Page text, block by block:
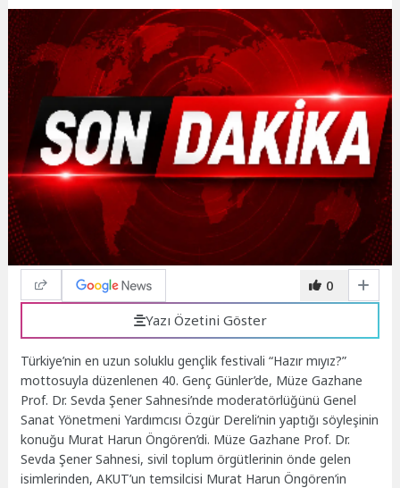
0
Yazı Özetini Göster
Türkiye’nin en uzun soluklu gençlik festivali “Hazır mıyız?”
mottosuyla düzenlenen 40. Genç Günler’de, Müze Gazhane
Prof. Dr. Sevda Şener Sahnesi’nde moderatörlüğünü Genel
Sanat Yönetmeni Yardımcısı Özgür Dereli’nin yaptığı söyleşinin
konuğu Murat Harun Öngören’di. Müze Gazhane Prof. Dr.
Sevda Şener Sahnesi, sivil toplum örgütlerinin önde gelen
isimlerinden, AKUT’un temsilcisi Murat Harun Öngören’in